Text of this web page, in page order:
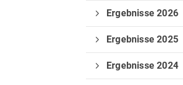
Ergebnisse 2026
Ergebnisse 2025
Ergebnisse 2024